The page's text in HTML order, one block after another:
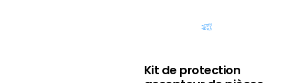
Kit de protection